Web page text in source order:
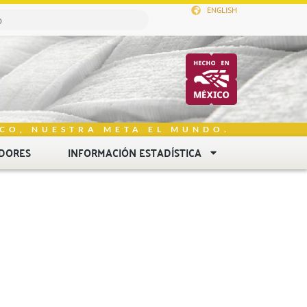
ENGLISH
NUESTRA META EL MUNDO.
INFORMACIÓN ESTADÍSTICA